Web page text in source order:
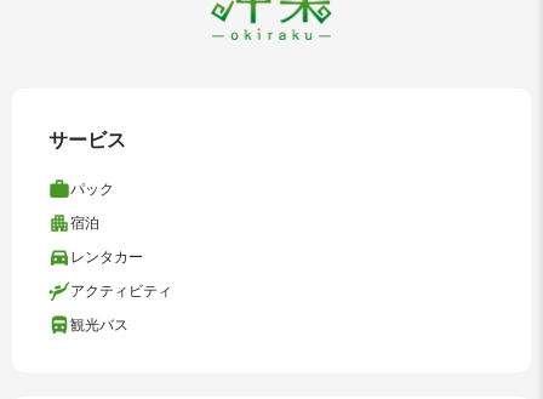
サービス
パック
宿泊
レンタカー
アクティビティ
観光バス